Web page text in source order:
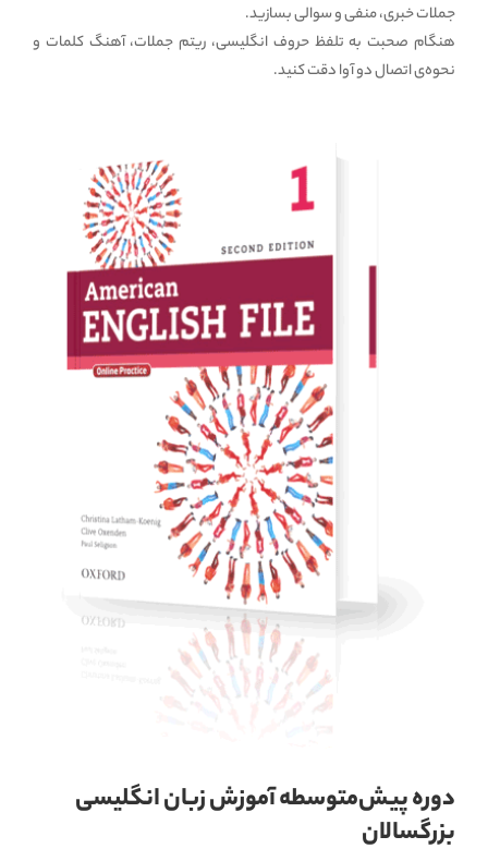
جملات خبری، منفی و سوالی بسازید.
هنگام صحبت به تلفظ حروف انگلیسی، ریتم جملات، آهنگ کلمات و
نحوه‌ی اتصال دو آوا دقت کنید.
دوره پیش‌متوسطه آموزش زبان انگلیسی
بزرگسالان